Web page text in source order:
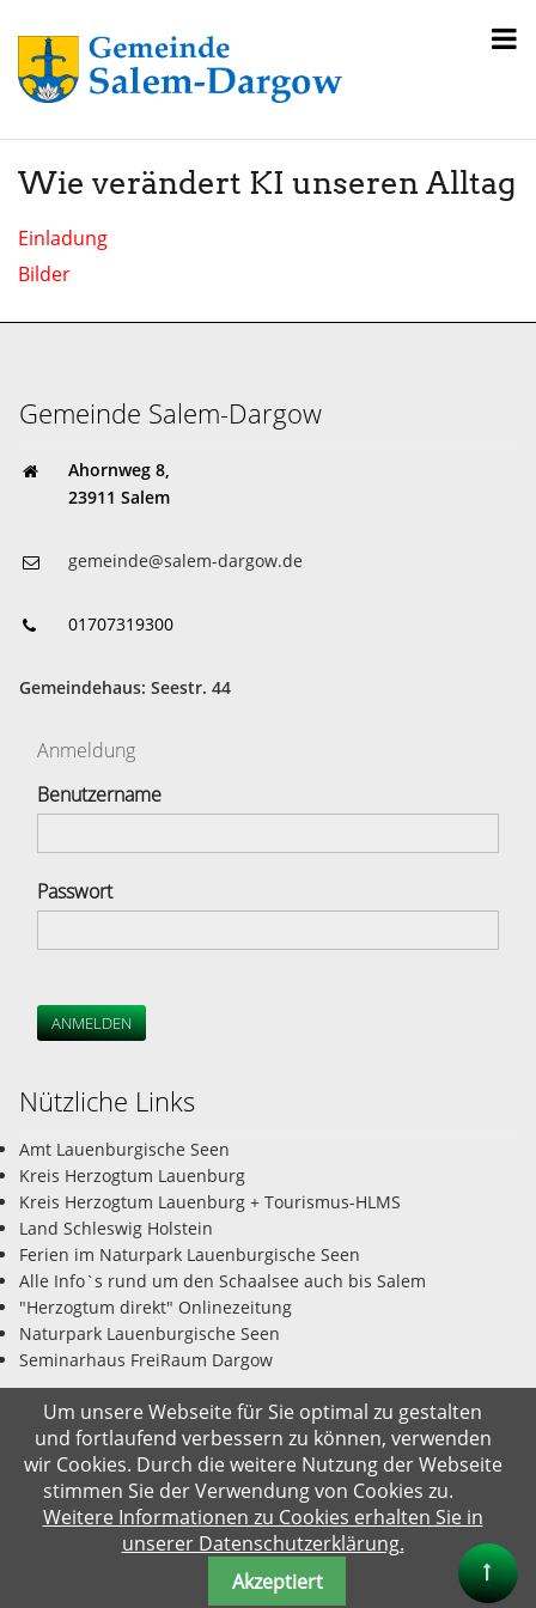
Wie verändert KI unseren Alltag
Einladung
Bilder
Gemeinde Salem-Dargow
Ahornweg 8,
23911 Salem
gemeinde@salem-dargow.de
01707319300
Gemeindehaus: Seestr. 44
Anmeldung
Benutzername
Passwort
ANMELDEN
Nützliche Links
Amt Lauenburgische Seen
Kreis Herzogtum Lauenburg
Kreis Herzogtum Lauenburg + Tourismus-HLMS
Land Schleswig Holstein
Ferien im Naturpark Lauenburgische Seen
Alle Info`s rund um den Schaalsee auch bis Salem
"Herzogtum direkt" Onlinezeitung
Naturpark Lauenburgische Seen
Seminarhaus FreiRaum Dargow
© Gemeinde Salem-Dargow 07.08.2026
Impressum Datenschutz Kontakt Suche
Um unsere Webseite für Sie optimal zu gestalten
und fortlaufend verbessern zu können, verwenden
wir Cookies. Durch die weitere Nutzung der Webseite
stimmen Sie der Verwendung von Cookies zu.
Weitere Informationen zu Cookies erhalten Sie in
unserer Datenschutzerklärung.
Akzeptiert